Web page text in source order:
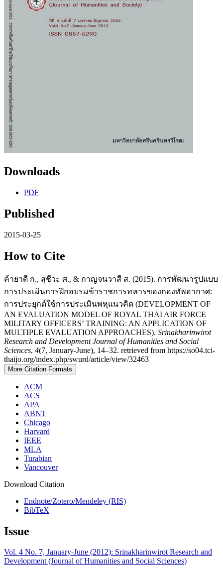
Downloads
PDF
Published
2015-03-25
How to Cite
ค้ายาดี ก., สุชีวะ ศ., & กาญจนวาสี ส. (2015). การพัฒนารูปแบบ
การประเมินการฝึกอบรมข้าราชการทหารของกองทัพอากาศ:
การประยุกต์ใช้การประเมินพหุแนวคิด (DEVELOPMENT OF
AN EVALUATION MODEL OF ROYAL THAI AIR FORCE
MILITARY OFFICERS’ TRAINING: AN APPLICATION OF
MULTIPLE EVALUATION APPROACHES). Srinakharinwirot
Research and Development Journal of Humanities and Social
Sciences, 4(7, January-June), 14–32. retrieved from https://so04.tci-
thaijo.org/index.php/swurd/article/view/32463
More Citation Formats
ACM
ACS
APA
ABNT
Chicago
Harvard
IEEE
MLA
Turabian
Vancouver
Download Citation
Endnote/Zotero/Mendeley (RIS)
BibTeX
Issue
Vol. 4 No. 7, January-June (2012): Srinakharinwirot Research and
Development (Journal of Humanities and Social Sciences)